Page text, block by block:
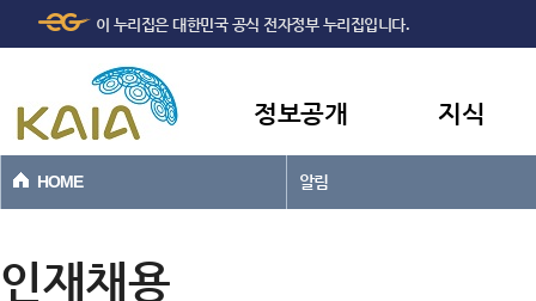
본문바로가기
이 누리집은 대한민국 공식 전자정부 누리집입니다.
정보공개 지식
HOME 알림
인재채용